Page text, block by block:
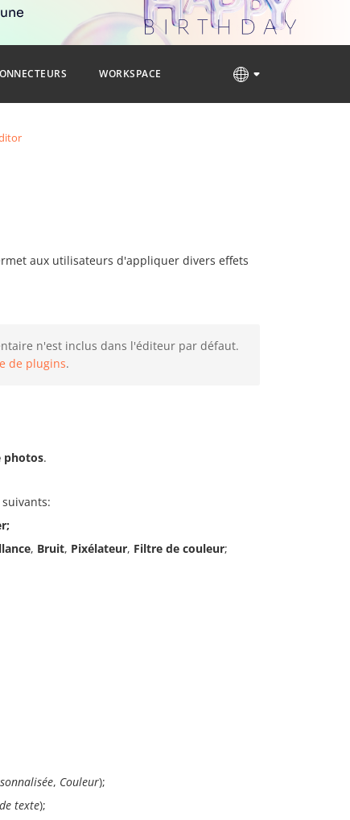
WORKSPACE
aux utilisateurs d'appliquer divers effets
n'est inclus dans l'éditeur par défaut.
de plugins.
photos.
, Bruit, Pixélateur, Filtre de couleur;
, Couleur);
texte);